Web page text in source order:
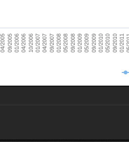
04/200509/200501/200604/200610/200601/200704/200709/200701/200805/200809/200801/200905/200909/200901/201005/201009/201001/2011